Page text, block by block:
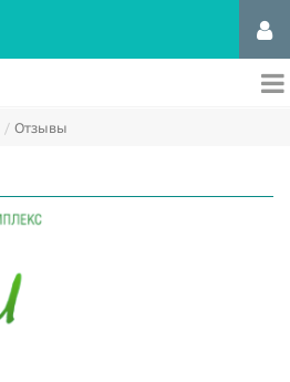
Отзывы